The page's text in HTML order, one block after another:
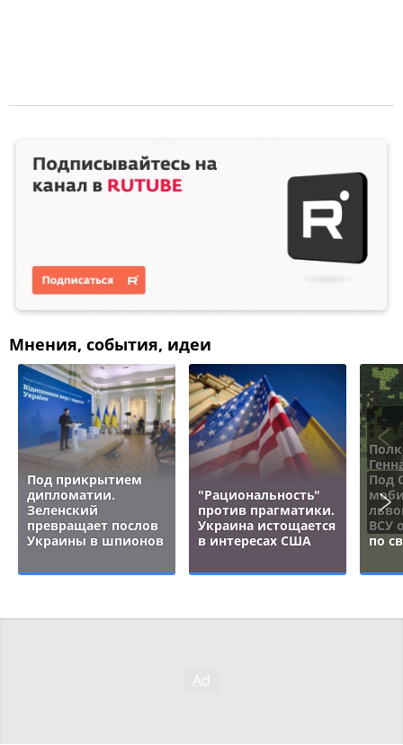
Мнения, события, идеи
Под прикрытием
дипломатии.
Зеленский
превращает послов
Украины в шпионов
"Рациональность"
против прагматики.
Украина истощается
в интересах США
Под
ВСУ
по